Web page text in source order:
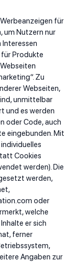
für
um Nutzern nur
für Produkte
Zu
Webseiten,
unmittelbar
und es werden
oder Code, auch
eingebunden. Mit
Cookies
werden). Die
werden,
oder
welche
er sich
ferner
Angaben zur